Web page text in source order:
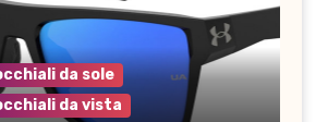
da sole
da vista